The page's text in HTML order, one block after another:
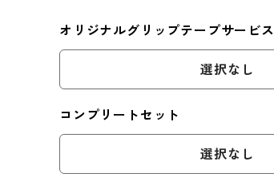
オリジナルグリップテープサービス
選択なし
コンプリートセット
選択なし